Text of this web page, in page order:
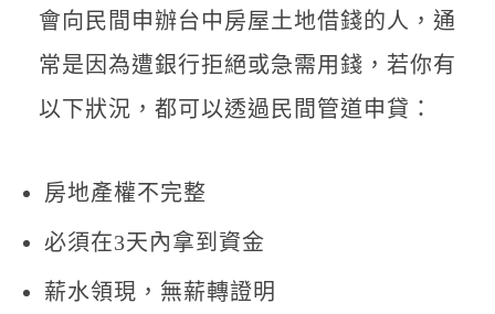
會向民間申辦台中房屋土地借錢的人，通
常是因為遭銀行拒絕或急需用錢，若你有
以下狀況，都可以透過民間管道申貸：
房地產權不完整
必須在3天內拿到資金
薪水領現，無薪轉證明